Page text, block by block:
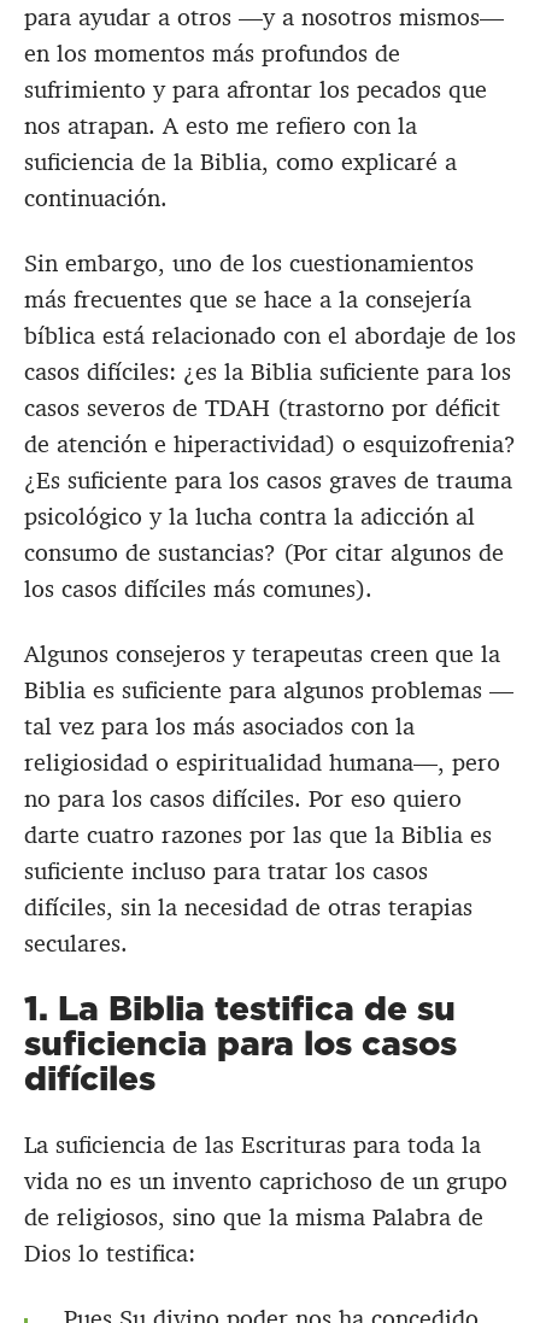
para ayudar a otros —y a nosotros mismos—
en los momentos más profundos de
sufrimiento y para afrontar los pecados que
nos atrapan. A esto me refiero con la
suficiencia de la Biblia, como explicaré a
continuación.
Sin embargo, uno de los cuestionamientos
más frecuentes que se hace a la consejería
bíblica está relacionado con el abordaje de los
casos difíciles: ¿es la Biblia suficiente para los
casos severos de TDAH (trastorno por déficit
de atención e hiperactividad) o esquizofrenia?
¿Es suficiente para los casos graves de trauma
psicológico y la lucha contra la adicción al
consumo de sustancias? (Por citar algunos de
los casos difíciles más comunes).
Algunos consejeros y terapeutas creen que la
Biblia es suficiente para algunos problemas —
tal vez para los más asociados con la
religiosidad o espiritualidad humana—, pero
no para los casos difíciles. Por eso quiero
darte cuatro razones por las que la Biblia es
suficiente incluso para tratar los casos
difíciles, sin la necesidad de otras terapias
seculares.
1. La Biblia testifica de su
suficiencia para los casos
difíciles
La suficiencia de las Escrituras para toda la
vida no es un invento caprichoso de un grupo
de religiosos, sino que la misma Palabra de
Dios lo testifica: